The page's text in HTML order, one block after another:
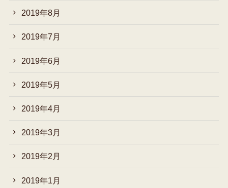
2019年8月
2019年7月
2019年6月
2019年5月
2019年4月
2019年3月
2019年2月
2019年1月